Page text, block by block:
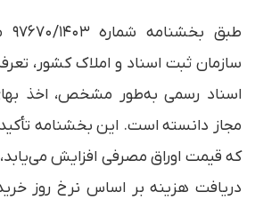
سازمان ثبت اسناد و املاک کشور،
اسناد رسمی به‌طور مشخص، اخذ
مجاز دانسته است. این بخشنامه
که قیمت اوراق مصرفی افزایش
دریافت هزینه بر اساس نرخ روز